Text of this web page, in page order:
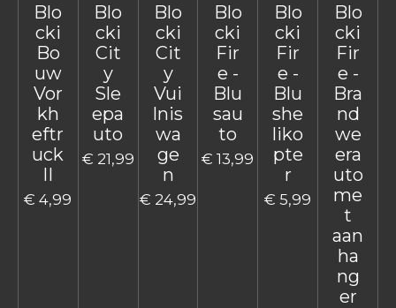
Blo
cki
Bo
uw
Vor
kh
eftr
uck
II
€ 4,99
Blo
cki
Cit
y
Sle
epa
uto
€ 21,99
Blo
cki
Cit
y
Vui
lnis
wa
ge
n
€ 24,99
Blo
cki
Fir
e -
Blu
sau
to
€ 13,99
Blo
cki
Fir
e -
Blu
she
liko
pte
r
€ 5,99
Blo
cki
Fir
e -
Bra
nd
we
era
uto
me
t
aan
ha
ng
er